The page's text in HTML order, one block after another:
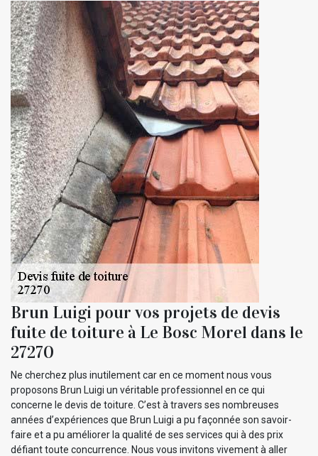
Brun Luigi pour vos projets de devis
fuite de toiture à Le Bosc Morel dans le
27270
Ne cherchez plus inutilement car en ce moment nous vous
proposons Brun Luigi un véritable professionnel en ce qui
concerne le devis de toiture. C’est à travers ses nombreuses
années d’expériences que Brun Luigi a pu façonnée son savoir-
faire et a pu améliorer la qualité de ses services qui à des prix
défiant toute concurrence. Nous vous invitons vivement à aller